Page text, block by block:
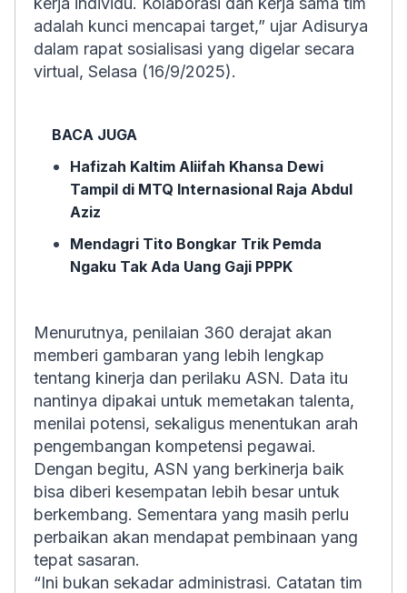
adalah kunci mencapai target,” ujar Adisurya
dalam rapat sosialisasi yang digelar secara
virtual, Selasa (16/9/2025).
BACA JUGA
Hafizah Kaltim Aliifah Khansa Dewi
Tampil di MTQ Internasional Raja Abdul
Aziz
Mendagri Tito Bongkar Trik Pemda
Ngaku Tak Ada Uang Gaji PPPK
Menurutnya, penilaian 360 derajat akan
memberi gambaran yang lebih lengkap
tentang kinerja dan perilaku ASN. Data itu
nantinya dipakai untuk memetakan talenta,
menilai potensi, sekaligus menentukan arah
pengembangan kompetensi pegawai.
Dengan begitu, ASN yang berkinerja baik
bisa diberi kesempatan lebih besar untuk
berkembang. Sementara yang masih perlu
perbaikan akan mendapat pembinaan yang
tepat sasaran.
“Ini bukan sekadar administrasi. Catatan tim